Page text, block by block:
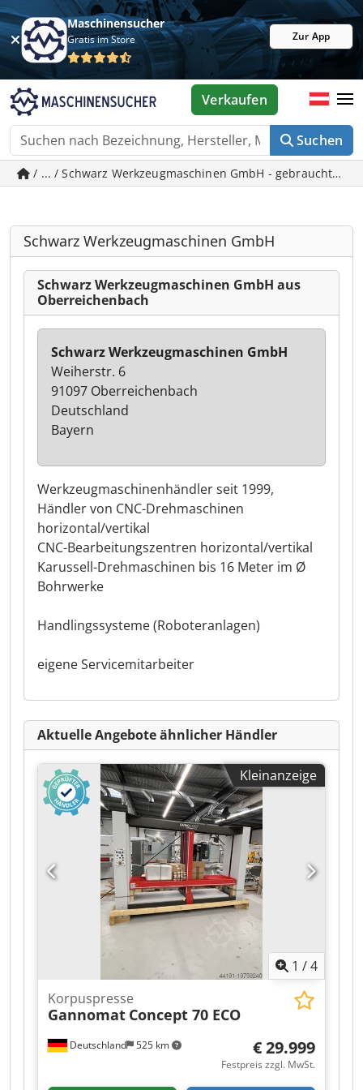
Maschinensucher
Gratis im Store Zur App
Suchen
Verkaufen
/ ... / Schwarz Werkzeugmaschinen GmbH - gebrauchte
Schwarz Werkzeugmaschinen GmbH
Schwarz Werkzeugmaschinen GmbH aus
Oberreichenbach
Werkzeugmaschinenhändler seit 1999,
Händler von CNC-Drehmaschinen
horizontal/vertikal
CNC-Bearbeitungszentren horizontal/vertikal
Karussell-Drehmaschinen bis 16 Meter im Ø
Bohrwerke
Handlingssysteme (Roboteranlagen)
eigene Servicemitarbeiter
Schwarz Werkzeugmaschinen GmbH
Weiherstr. 6
91097 Oberreichenbach
Deutschland
Bayern
Aktuelle Angebote ähnlicher Händler
Kleinanzeige
1 /4
Deutschland 525 km
Korpuspresse
Gannomat Concept 70 ECO
€ 29.999
Festpreis zzgl. MwSt.